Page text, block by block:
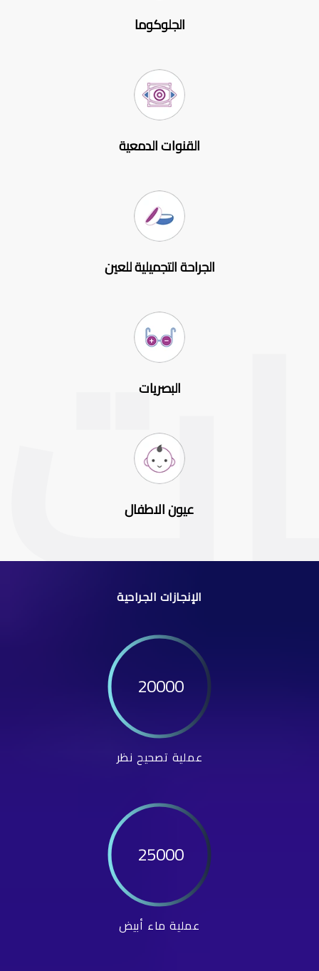
الجلوكوما
القنوات الدمعية
الجراحة التجميلية للعين
البصريات
عيون الاطفال
الإنجازات الجراحية
20000
عملية تصحيح نظر
25000
عملية ماء أبيض